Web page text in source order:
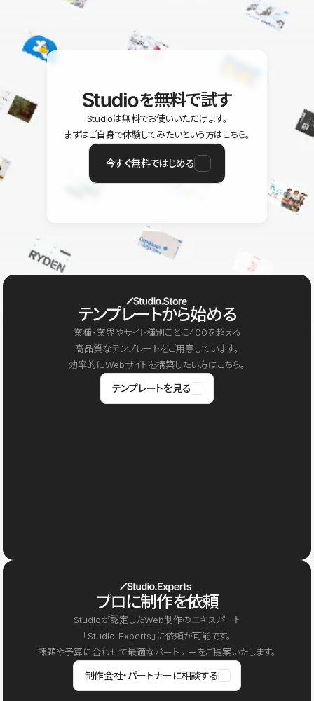
を無料で試す
Studioは無料でお使いいただけます。
まずはご自身で体験してみたいという方はこちら。
今すぐ無料ではじめる
テンプレートから始める
業種・業界やサイト種別ごとに400を超える
高品質なテンプレートをご用意しています。
効率的にWebサイトを構築したい方はこちら。
テンプレートを見る
プロに制作を依頼
Studioが認定したWeb制作のエキスパート
「Studio Experts」に依頼が可能です。
課題や予算に合わせて最適なパートナーをご提案いたします。
制作会社・パートナーに相談する